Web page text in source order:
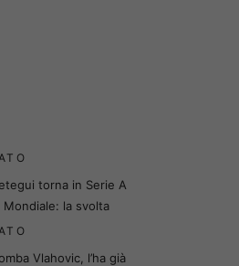
torna in Serie A
la svolta
Vlahovic, l’ha già